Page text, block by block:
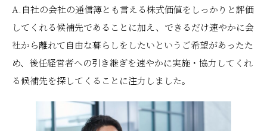
A.自社の会社の通信簿とも言える株式価値をしっかりと評価
してくれる候補先であることに加え、できるだけ速やかに会
社から離れて自由な暮らしをしたいというご希望があったた
め、後任経営者への引き継ぎを速やかに実施・協力してくれ
る候補先を探してくることに注力しました。